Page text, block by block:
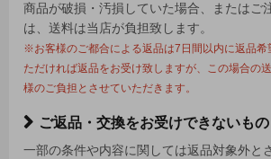
商品が破損・汚損していた場合、またはご
は、送料は当店が負担致します。
※お客様のご都合による返品は7日間以内に返品希
ただければ返品をお受け致しますが、この場合の
様のご負担とさせていただきます。
ご返品・交換をお受けできないもの
一部の条件や内容に関しては返品対象外と